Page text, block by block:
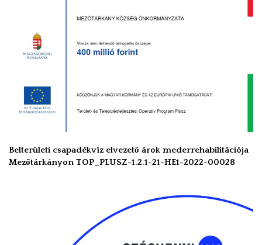
Belterületi csapadékvíz elvezető árok mederrehabilitációja
Mezőtárkányon TOP_PLUSZ-1.2.1-21-HE1-2022-00028